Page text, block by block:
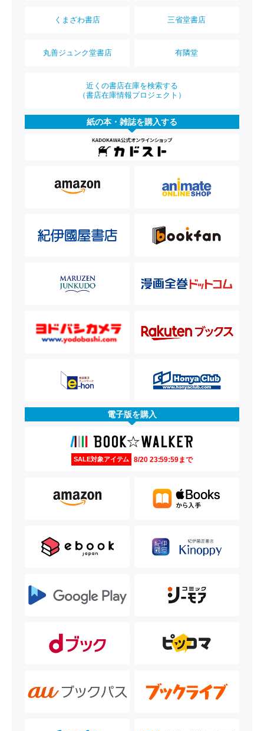
くまざわ書店 三省堂書店
丸善ジュンク堂書店 有隣堂
近くの書店在庫を検索する
（書店在庫情報プロジェクト）
紙の本・雑誌を購入する
電子版を購入
SALE対象アイテム 8/20 23:59:59まで